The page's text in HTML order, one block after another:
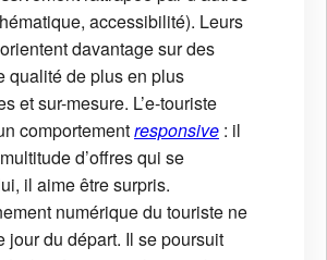
accessibilité). Leurs
davantage sur des
qualité de plus en plus
et sur-mesure. L’e-touriste
comportementresponsive : il
d’offres qui se
il aime être surpris.
numérique du touriste ne
jour du départ. Il se poursuit